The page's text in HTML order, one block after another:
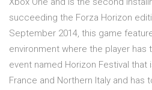
succeeding the Forza Horizon
September 2014, this game
environment where the player has
event named Horizon Festival
France and Northern Italy and has